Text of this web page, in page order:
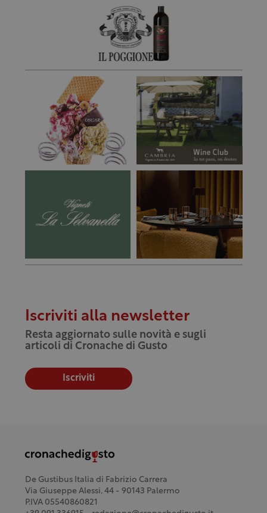
Iscriviti alla newsletter
Resta aggiornato sulle novità e sugli
articoli di Cronache di Gusto
Iscriviti
De Gustibus Italia di Fabrizio Carrera
Via Giuseppe Alessi, 44 - 90143 Palermo
P.IVA 05540860821